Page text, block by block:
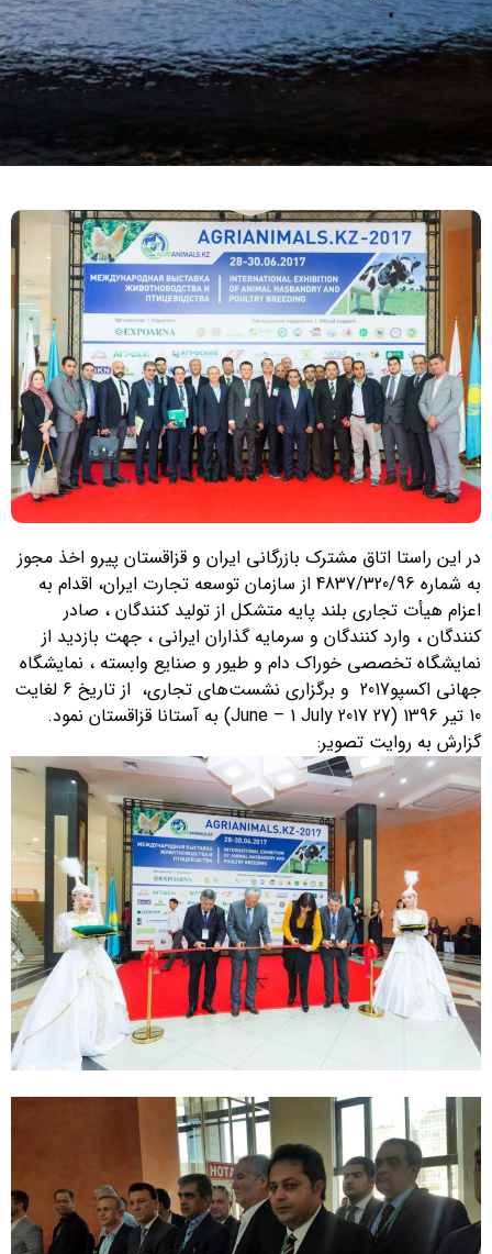
در این راستا اتاق مشترک بازرگانی ایران و قزاقستان پیرو اخذ مجوز
به شماره 4837/320/96 از سازمان توسعه تجارت ایران، اقدام به
اعزام هیأت تجاری بلند پایه متشکل از تولید کنندگان ، صادر
کنندگان ، وارد کنندگان و سرمایه گذاران ایرانی ، جهت بازدید از
نمایشگاه تخصصی خوراک دام و طیور و صنایع وابسته ، نمایشگاه
جهانی اکسپو2017 و برگزاری نشست‌های تجاری، از تاریخ 6 لغایت
10 تیر 1396 (27 June – 1 July 2017) به آستانا قزاقستان نمود.
گزارش به روایت تصویر: